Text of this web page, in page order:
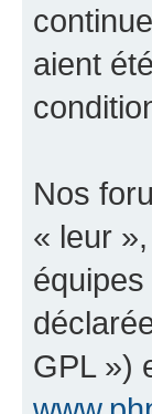
aient
Nos
« leur
GPL »)